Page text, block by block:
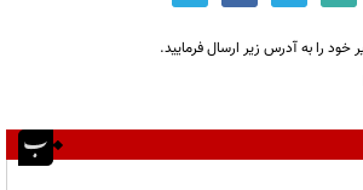
خود را به آدرس زیر ارسال فرمایید.